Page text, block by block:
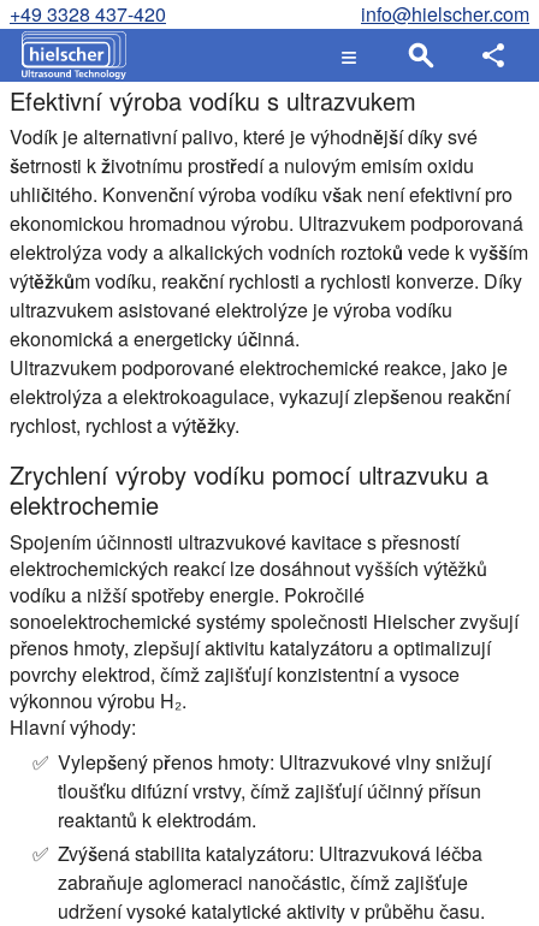
+49 3328 437-420 info@hielscher.com
Efektivní výroba vodíku s ultrazvukem
Vodík je alternativní palivo, které je výhodnější díky své
šetrnosti k životnímu prostředí a nulovým emisím oxidu
uhličitého. Konvenční výroba vodíku však není efektivní pro
ekonomickou hromadnou výrobu. Ultrazvukem podporovaná
elektrolýza vody a alkalických vodních roztoků vede k vyšším
výtěžkům vodíku, reakční rychlosti a rychlosti konverze. Díky
ultrazvukem asistované elektrolýze je výroba vodíku
ekonomická a energeticky účinná.
Ultrazvukem podporované elektrochemické reakce, jako je
elektrolýza a elektrokoagulace, vykazují zlepšenou reakční
rychlost, rychlost a výtěžky.
Zrychlení výroby vodíku pomocí ultrazvuku a
elektrochemie
Spojením účinnosti ultrazvukové kavitace s přesností
elektrochemických reakcí lze dosáhnout vyšších výtěžků
vodíku a nižší spotřeby energie. Pokročilé
sonoelektrochemické systémy společnosti Hielscher zvyšují
přenos hmoty, zlepšují aktivitu katalyzátoru a optimalizují
povrchy elektrod, čímž zajišťují konzistentní a vysoce
výkonnou výrobu H₂.
Hlavní výhody:
Vylepšený přenos hmoty: Ultrazvukové vlny snižují
tloušťku difúzní vrstvy, čímž zajišťují účinný přísun
reaktantů k elektrodám.
Zvýšená stabilita katalyzátoru: Ultrazvuková léčba
zabraňuje aglomeraci nanočástic, čímž zajišťuje
udržení vysoké katalytické aktivity v průběhu času.